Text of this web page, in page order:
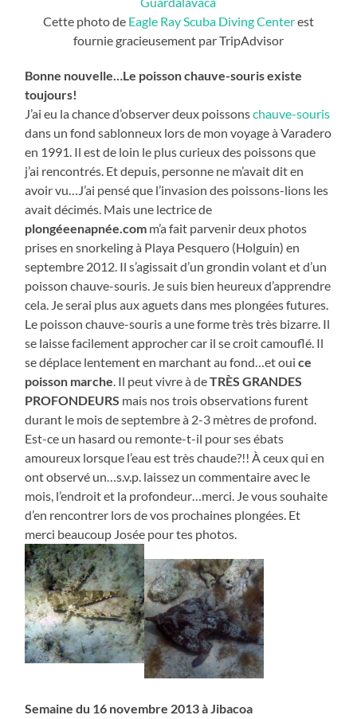
Cette photo de Eagle Ray Scuba Diving Centerest
fournie gracieusement par TripAdvisor
Bonne nouvelle…Le poisson chauve-souris existe
toujours!
J’ai eu la chance d’observer deux poissonschauve-souris
dans un fond sablonneux lors de mon voyage à Varadero
en 1991. Il est de loin le plus curieux des poissons que
j’ai rencontrés. Et depuis, personne ne m’avait dit en
avoir vu…J’ai pensé que l’invasion des poissons-lions les
avait décimés. Mais une lectrice de
plongéeenapnée.com m’a fait parvenir deux photos
prises en snorkeling à Playa Pesquero (Holguin) en
septembre 2012. Il s’agissait d’un grondin volant et d’un
poisson chauve-souris. Je suis bien heureux d’apprendre
cela. Je serai plus aux aguets dans mes plongées futures.
Le poisson chauve-souris a une forme très très bizarre. Il
se laisse facilement approcher car il se croit camouflé. Il
se déplace lentement en marchant au fond…et ouice
poisson marche. Il peut vivre à deTRÈS GRANDES
PROFONDEURS mais nos trois observations furent
durant le mois de septembre à 2-3 mètres de profond.
Est-ce un hasard ou remonte-t-il pour ses ébats
amoureux lorsque l’eau est très chaude?!! À ceux qui en
ont observé un…s.v.p. laissez un commentaire avec le
mois, l’endroit et la profondeur…merci. Je vous souhaite
d’en rencontrer lors de vos prochaines plongées. Et
merci beaucoup Josée pour tes photos.
Semaine du 16 novembre 2013 à Jibacoa